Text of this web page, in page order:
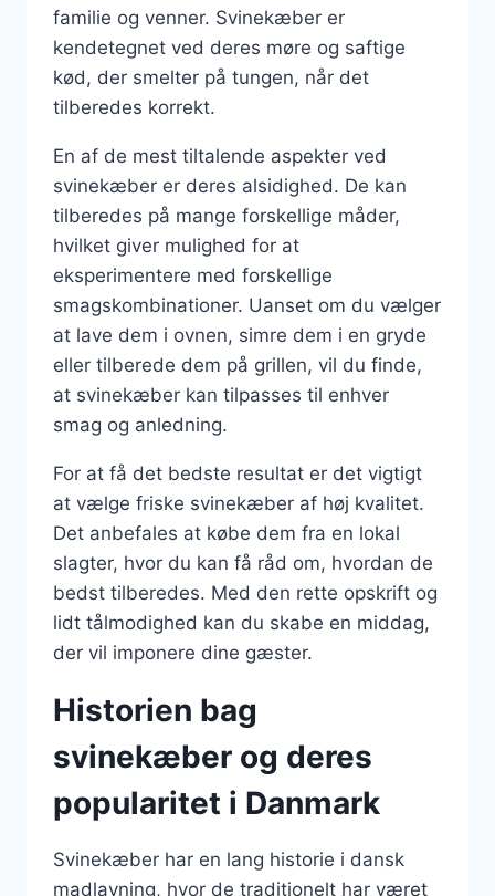
familie og venner. Svinekæber er
kendetegnet ved deres møre og saftige
kød, der smelter på tungen, når det
tilberedes korrekt.
En af de mest tiltalende aspekter ved
svinekæber er deres alsidighed. De kan
tilberedes på mange forskellige måder,
hvilket giver mulighed for at
eksperimentere med forskellige
smagskombinationer. Uanset om du vælger
at lave dem i ovnen, simre dem i en gryde
eller tilberede dem på grillen, vil du finde,
at svinekæber kan tilpasses til enhver
smag og anledning.
For at få det bedste resultat er det vigtigt
at vælge friske svinekæber af høj kvalitet.
Det anbefales at købe dem fra en lokal
slagter, hvor du kan få råd om, hvordan de
bedst tilberedes. Med den rette opskrift og
lidt tålmodighed kan du skabe en middag,
der vil imponere dine gæster.
Historien bag
svinekæber og deres
popularitet i Danmark
Svinekæber har en lang historie i dansk
madlavning, hvor de traditionelt har været